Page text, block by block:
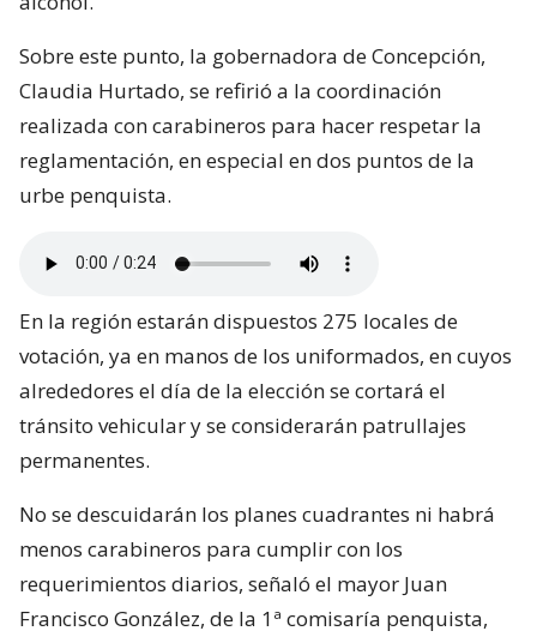
Sobre este punto, la gobernadora de Concepción,
Claudia Hurtado, se refirió a la coordinación
realizada con carabineros para hacer respetar la
reglamentación, en especial en dos puntos de la
urbe penquista.
En la región estarán dispuestos 275 locales de
votación, ya en manos de los uniformados, en cuyos
alrededores el día de la elección se cortará el
tránsito vehicular y se considerarán patrullajes
permanentes.
No se descuidarán los planes cuadrantes ni habrá
menos carabineros para cumplir con los
requerimientos diarios, señaló el mayor Juan
Francisco González, de la 1ª comisaría penquista,